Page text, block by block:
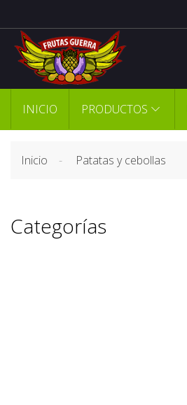
INICIO PRODUCTOS
Inicio Patatas y cebollas
Categorías